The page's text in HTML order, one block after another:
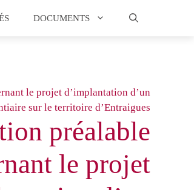
DOCUMENTS
le projet d’implantation d’un
sur le territoire d’Entraigues
préalable
le projet